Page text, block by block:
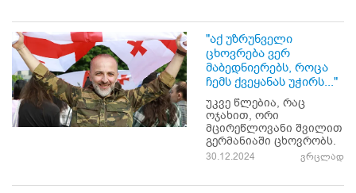
"აქ უზრუნველი
ცხოვრება ვერ
მაბედნიერებს, როცა
ჩემს ქვეყანას უჭირს..."
უკვე წლებია, რაც
ოჯახით, ორი
მცირეწლოვანი შვილით
გერმანიაში ცხოვრობს.
30.12.2024 ვრცლად